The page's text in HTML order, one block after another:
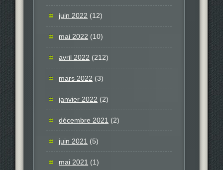
juin 2022 (12)
mai 2022 (10)
avril 2022 (212)
mars 2022 (3)
janvier 2022 (2)
décembre 2021 (2)
juin 2021 (5)
mai 2021 (1)